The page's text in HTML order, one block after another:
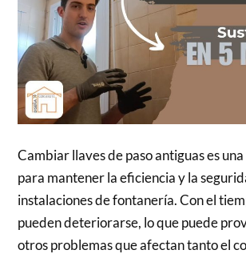
Cambiar llaves de paso antiguas es
para mantener la eficiencia y la
instalaciones de fontanería. Con el
pueden deteriorarse, lo que puede
otros problemas que afectan tanto el